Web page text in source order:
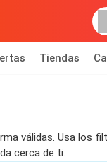
Tiendas
válidas. Usa los
cerca de ti.